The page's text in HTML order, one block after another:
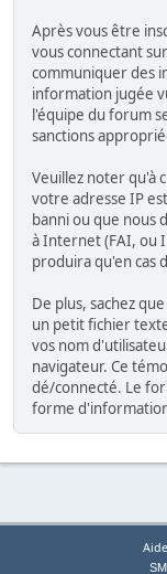
Après vous être
vous connectant
communiquer des
information jugée
l'équipe du forum
sanctions
Veuillez noter qu'à
votre adresse IP
banni ou que nous
à Internet (FAI, ou
produira qu'en cas
De plus, sachez
un petit fichier
vos nom
navigateur. Ce
dé/connecté. Le
forme
Aide